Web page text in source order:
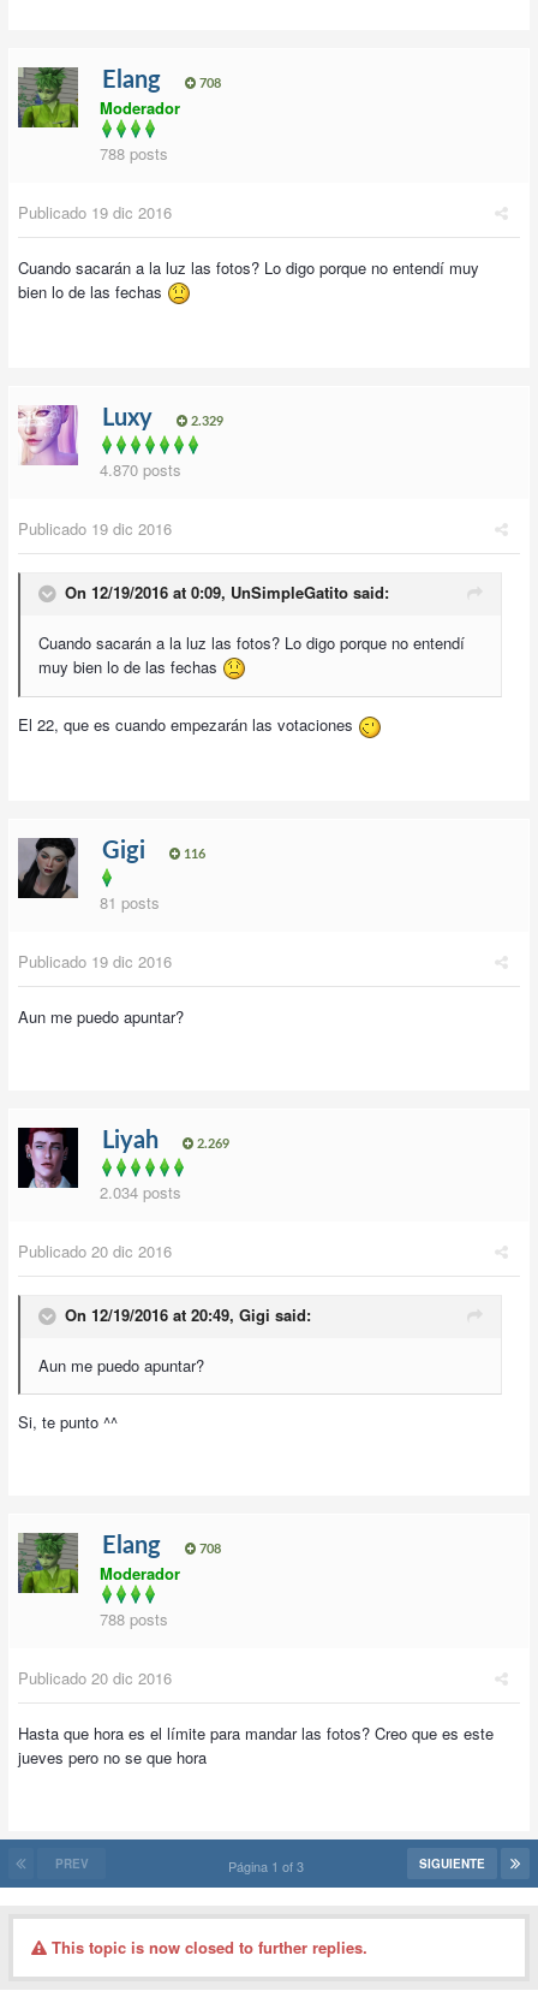
Elang 708
Moderador
788 posts
Publicado 19 dic 2016
Cuando sacarán a la luz las fotos? Lo digo porque no entendí muy
bien lo de las fechas
Luxy 2.329
4.870 posts
Publicado 19 dic 2016
On 12/19/2016 at 0:09, UnSimpleGatito said:
Cuando sacarán a la luz las fotos? Lo digo porque no entendí
muy bien lo de las fechas
El 22, que es cuando empezarán las votaciones
Gigi 116
81 posts
Publicado 19 dic 2016
Aun me puedo apuntar?
Liyah 2.269
2.034 posts
Publicado 20 dic 2016
On 12/19/2016 at 20:49, Gigi said:
Aun me puedo apuntar?
Si, te punto ^^
Elang 708
Moderador
788 posts
Publicado 20 dic 2016
Hasta que hora es el límite para mandar las fotos? Creo que es este
jueves pero no se que hora
PREV SIGUIENTE
Página 1 of 3
This topic is now closed to further replies.